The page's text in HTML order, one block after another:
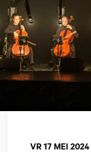
VR 17 MEI 2024